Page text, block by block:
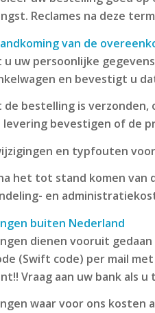
Reclames na deze
van de
u uw persoonlijke
en bevestigt u
de bestelling is
levering bevestigen of de
en typfouten
het tot stand komen van
en
buiten Nederland
dienen vooruit
(Swift code) per mail
Vraag aan uw bank als
waar voor ons kosten